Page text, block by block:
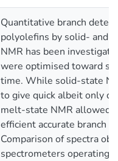
Quantitative branch
polyolefins by solid- and
NMR has been
were optimised toward
time. While solid-state
to give quick albeit only
melt-state NMR allowed
efficient accurate branch
Comparison of spectra
spectrometers operating